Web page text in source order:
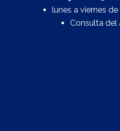
lunes a viernes de
Consulta del